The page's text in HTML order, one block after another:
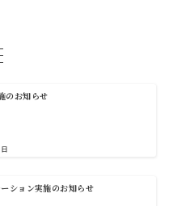
のお知らせ
ション実施のお知らせ